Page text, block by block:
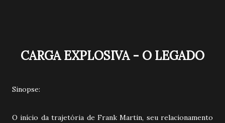
CARGA EXPLOSIVA - O LEGADO
Sinopse:
O início da trajetória de Frank Martin, seu relacionamento